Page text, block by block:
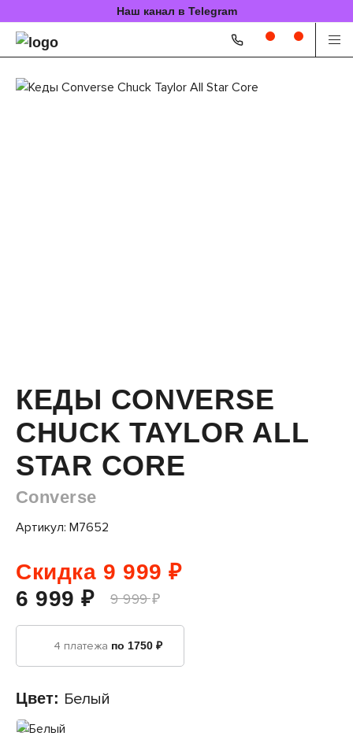
Наш канал в Telegram
КЕДЫ CONVERSE
CHUCK TAYLOR ALL
STAR CORE
Converse
Артикул: M7652
Скидка 9 999 ₽
6 999 ₽
9 999 ₽
4 платежа по 1750 ₽
Цвет: Белый